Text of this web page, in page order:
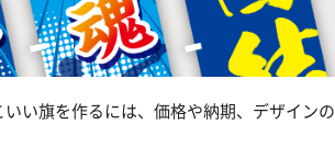
い旗を作るには、価格や納期、デザインの